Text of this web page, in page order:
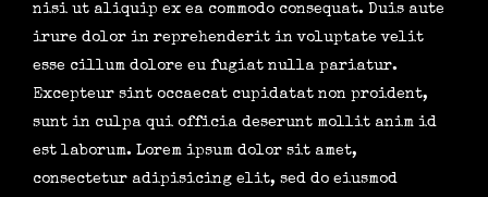
nisi ut aliquip ex ea commodo consequat. Duis aute
irure dolor in reprehenderit in voluptate velit
esse cillum dolore eu fugiat nulla pariatur.
Excepteur sint occaecat cupidatat non proident,
sunt in culpa qui officia deserunt mollit anim id
est laborum. Lorem ipsum dolor sit amet,
consectetur adipisicing elit, sed do eiusmod